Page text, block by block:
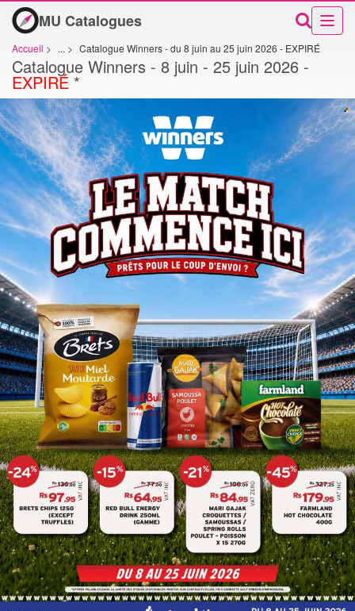
MU Catalogues
Accueil > ... > Catalogue Winners - du 8 juin au 25 juin 2026 - EXPIRÉ
Catalogue Winners - 8 juin - 25 juin 2026 -
EXPIRÉ *